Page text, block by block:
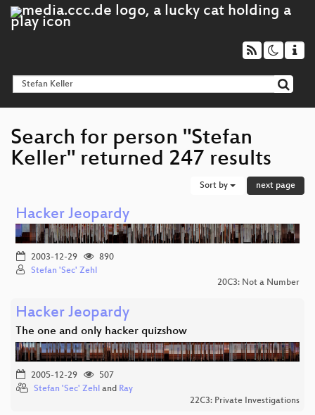
Search for person "Stefan
Keller" returned 247 results
Sort by next page
Hacker Jeopardy
2003-12-29
890
Stefan 'Sec' Zehl
20C3: Not a Number
Hacker Jeopardy
The one and only hacker quizshow
2005-12-29
507
Stefan 'Sec' Zehl and Ray
22C3: Private Investigations